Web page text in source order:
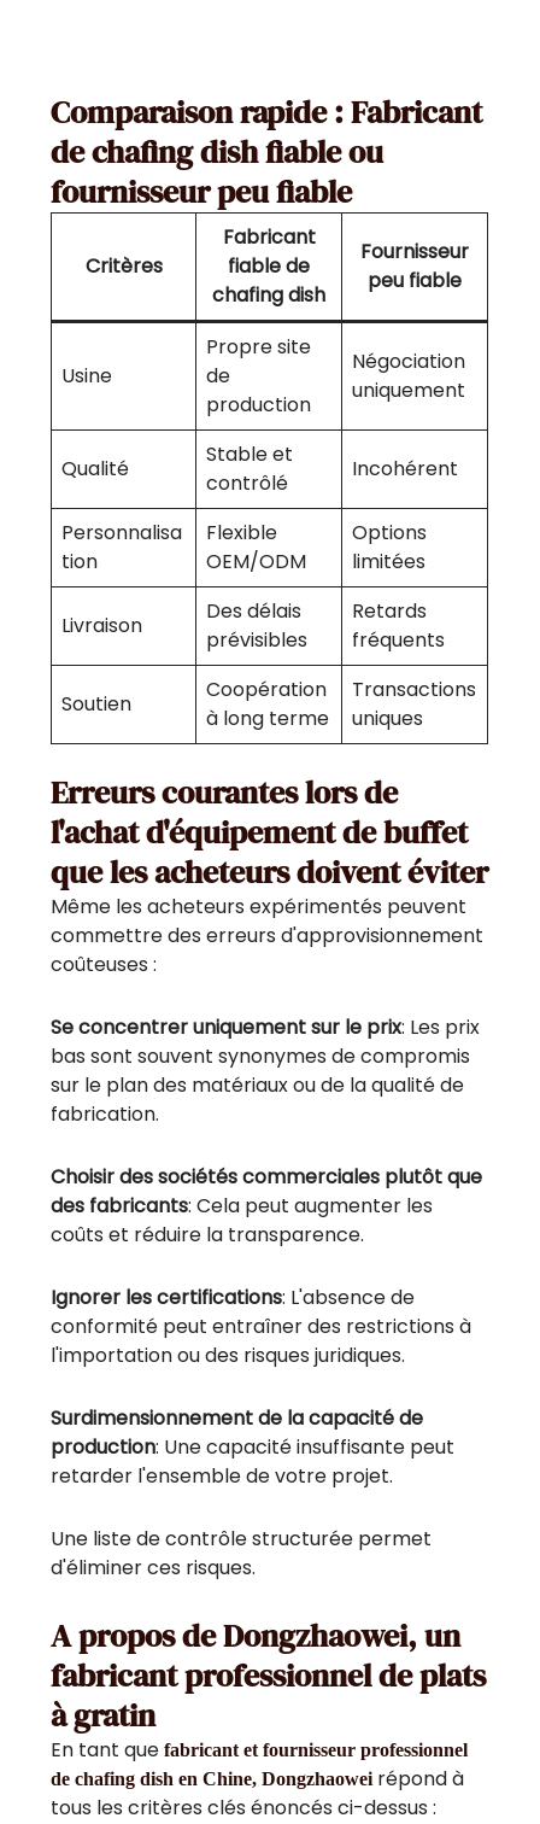
Comparaison rapide : Fabricant
de chafing dish fiable ou
fournisseur peu fiable
Critères
Fabricant
fiable de
chafing dish
Fournisseur
peu fiable
Usine
Propre site
de
production
Négociation
uniquement
Qualité
Stable et
contrôlé
Incohérent
Personnalisa
tion
Flexible
OEM/ODM
Options
limitées
Livraison
Des délais
prévisibles
Retards
fréquents
Soutien
Coopération
à long terme
Transactions
uniques
Erreurs courantes lors de
l'achat d'équipement de buffet
que les acheteurs doivent éviter
Même les acheteurs expérimentés peuvent
commettre des erreurs d'approvisionnement
coûteuses :
Se concentrer uniquement sur le prix: Les prix
bas sont souvent synonymes de compromis
sur le plan des matériaux ou de la qualité de
fabrication.
Choisir des sociétés commerciales plutôt que
des fabricants: Cela peut augmenter les
coûts et réduire la transparence.
Ignorer les certifications: L'absence de
conformité peut entraîner des restrictions à
l'importation ou des risques juridiques.
Surdimensionnement de la capacité de
production: Une capacité insuffisante peut
retarder l'ensemble de votre projet.
Une liste de contrôle structurée permet
d'éliminer ces risques.
A propos de Dongzhaowei, un
fabricant professionnel de plats
à gratin
En tant que fabricant et fournisseur professionnel
de chafing dish en Chine, Dongzhaoweirépond à
tous les critères clés énoncés ci-dessus :